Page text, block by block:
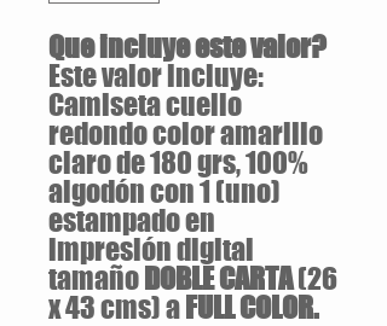
Que incluye este valor?
Este valor incluye:
Camiseta cuello
redondo color amarillo
claro de 180 grs, 100%
algodón con 1 (uno)
estampado en
impresión digital
tamaño DOBLE CARTA(26
x 43 cms) a FULL COLOR.